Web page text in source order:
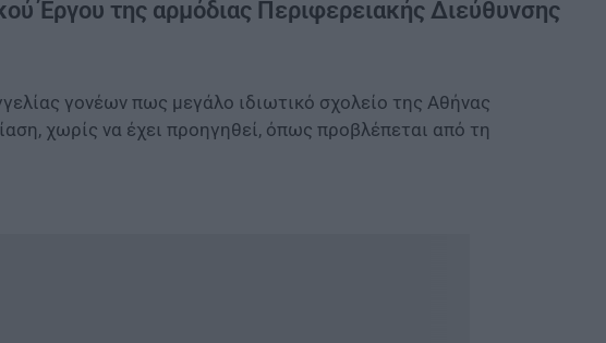
Έργου της αρμόδιας Περιφερειακής Διεύθυνσης
γονέων πως μεγάλο ιδιωτικό σχολείο της Αθήνας
χωρίς να έχει προηγηθεί, όπως προβλέπεται από τη